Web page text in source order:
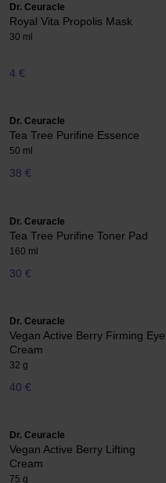
Dr. Ceuracle
Royal Vita Propolis Mask
30 ml
4 €
Dr. Ceuracle
Tea Tree Purifine Essence
50 ml
38 €
Dr. Ceuracle
Tea Tree Purifine Toner Pad
160 ml
30 €
Dr. Ceuracle
Vegan Active Berry Firming Eye
Cream
32 g
40 €
Dr. Ceuracle
Vegan Active Berry Lifting
Cream
75 g